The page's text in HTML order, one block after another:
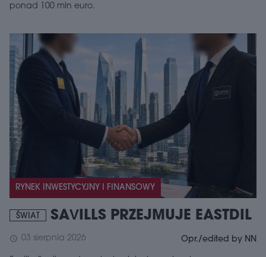
ponad 100 mln euro.
RYNEK INWESTYCYJNY I FINANSOWY
ŚWIAT SAVILLS PRZEJMUJE EASTDIL
schedule 03 sierpnia 2026 Opr./edited by NN